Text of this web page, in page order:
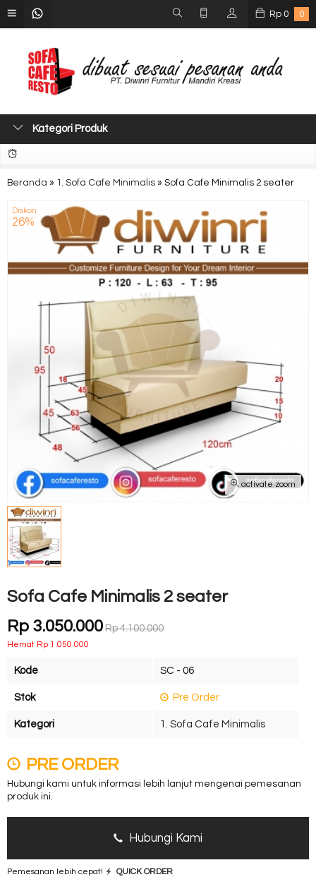
Rp 0 0
Kategori Produk
Beranda » 1. Sofa Cafe Minimalis » Sofa Cafe Minimalis 2 seater
activate zoom
Diskon
26%
Sofa Cafe Minimalis 2 seater
Rp 3.050.000 Rp 4.100.000
Hemat Rp 1.050.000
Kode SC - 06
Stok Pre Order
Kategori 1. Sofa Cafe Minimalis
PRE ORDER
Hubungi kami untuk informasi lebih lanjut mengenai pemesanan
produk ini.
Hubungi Kami
Pemesanan lebih cepat! QUICK ORDER